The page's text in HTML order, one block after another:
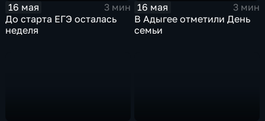
16 мая
3 мин
До старта ЕГЭ осталась
неделя
16 мая
3 мин
В Адыгее отметили День
семьи